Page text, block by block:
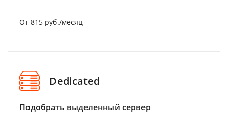
От 815 руб./месяц
Dedicated
Подобрать выделенный сервер